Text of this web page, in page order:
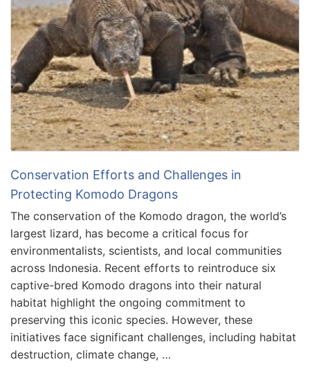
Conservation Efforts and Challenges in
Protecting Komodo Dragons
The conservation of the Komodo dragon, the world’s
largest lizard, has become a critical focus for
environmentalists, scientists, and local communities
across Indonesia. Recent efforts to reintroduce six
captive-bred Komodo dragons into their natural
habitat highlight the ongoing commitment to
preserving this iconic species. However, these
initiatives face significant challenges, including habitat
destruction, climate change, …